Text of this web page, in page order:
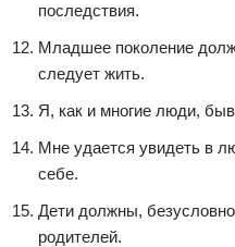
последствия.
Младшее поколение
следует жить.
Я, как и многие люди,
Мне удается увидеть в
себе.
Дети должны,
родителей.